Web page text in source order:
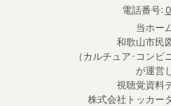
電話番号:
当ホー
和歌山市民
（カルチュア･コンビ
が運営
視聴覚資料
株式会社トッカー